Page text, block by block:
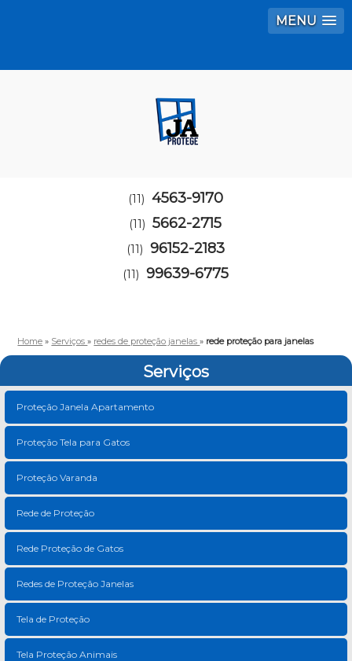
MENU
(11) 4563-9170
(11) 5662-2715
(11) 96152-2183
(11) 99639-6775
Home » Serviços» redes de proteção janelas» rede proteção para janelas
Serviços
Proteção Janela Apartamento
Proteção Tela para Gatos
Proteção Varanda
Rede de Proteção
Rede Proteção de Gatos
Redes de Proteção Janelas
Tela de Proteção
Tela Proteção Animais